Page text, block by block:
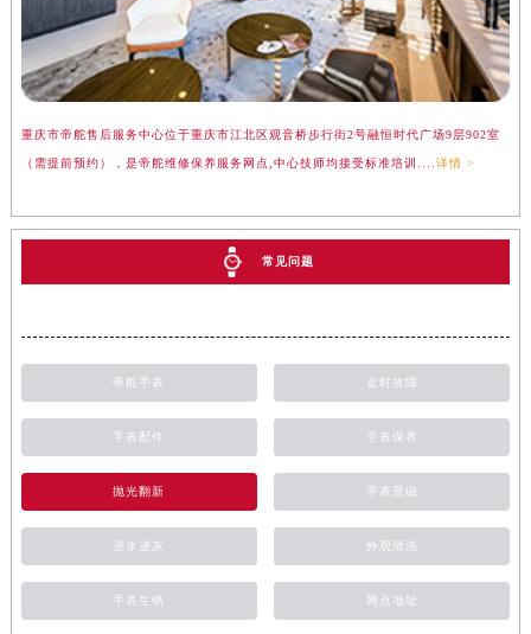
重庆市帝舵售后服务中心位于重庆市江北区观音桥步行街2号融恒时代广场9层902室
（需提前预约），是帝舵维修保养服务网点,中心技师均接受标准培训.... 详情 >
常见问题
帝舵手表 走时故障
手表配件 手表保养
抛光翻新 手表受磁
进水进灰 外观清洗
手表生锈 网点地址